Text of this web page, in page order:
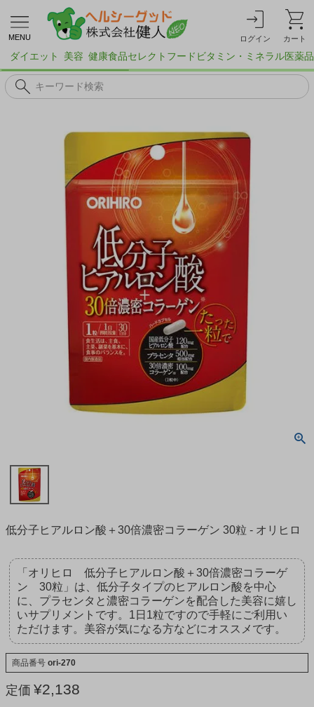
MENU ログイン カート
ダイエット 美容 健康食品セレクトフード ビタミン・ミネラル医薬品
低分子ヒアルロン酸＋30倍濃密コラーゲン 30粒 - オリヒロ
「オリヒロ 低分子ヒアルロン酸＋30倍濃密コラーゲ
ン 30粒」は、低分子タイプのヒアルロン酸を中心
に、プラセンタと濃密コラーゲンを配合した美容に嬉し
いサプリメントです。1日1粒ですので手軽にご利用い
ただけます。美容が気になる方などにオススメです。
商品番号 ori-270
定価 ¥2,138